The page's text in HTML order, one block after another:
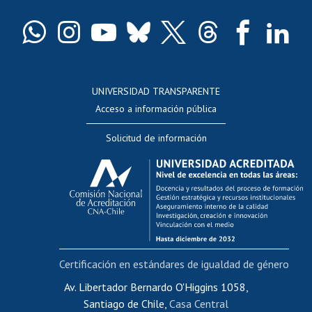
Docentes
Evaluación docente
Calificación académica
Postulación al AUCAI
Funcionarias/os
Cursos internos de capacitación
Bienestar del personal
Portal de movilidad interna
Certificado de renta
Certificado de renta honorarios
UNIVERSIDAD TRANSPARENTE
Acceso a información pública
Solicitud de información
Av. Libertador Bernardo O'Higgins 1058,
Santiago de Chile, Casa Central
Certificación en estándares de igualdad de género